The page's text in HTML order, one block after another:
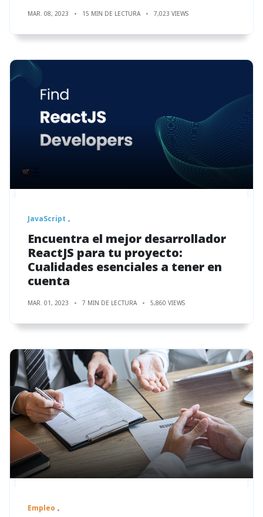
MAR. 08, 2023 15 MIN DE LECTURA 7,023 VIEWS
JavaScript
Encuentra el mejor desarrollador
ReactJS para tu proyecto:
Cualidades esenciales a tener en
cuenta
MAR. 01, 2023 7 MIN DE LECTURA 5,860 VIEWS
Empleo